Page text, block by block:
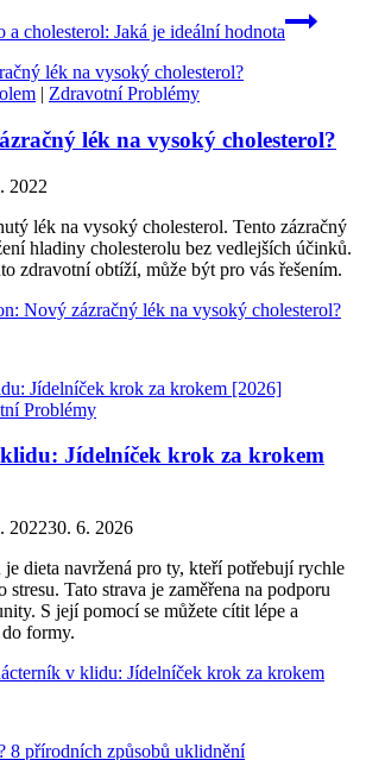
a cholesterol: Jaká je ideální hodnota
| Zdravotní Problémy
lék na vysoký cholesterol?
2022
lék na vysoký cholesterol. Tento zázračný
hladiny cholesterolu bez vedlejších účinků.
zdravotní obtíží, může být pro vás řešením.
Nový zázračný lék na vysoký cholesterol?
Problémy
Jídelníček krok za krokem
202230. 6. 2026
dieta navržená pro ty, kteří potřebují rychle
stresu. Tato strava je zaměřena na podporu
S její pomocí se můžete cítit lépe a
formy.
v klidu: Jídelníček krok za krokem